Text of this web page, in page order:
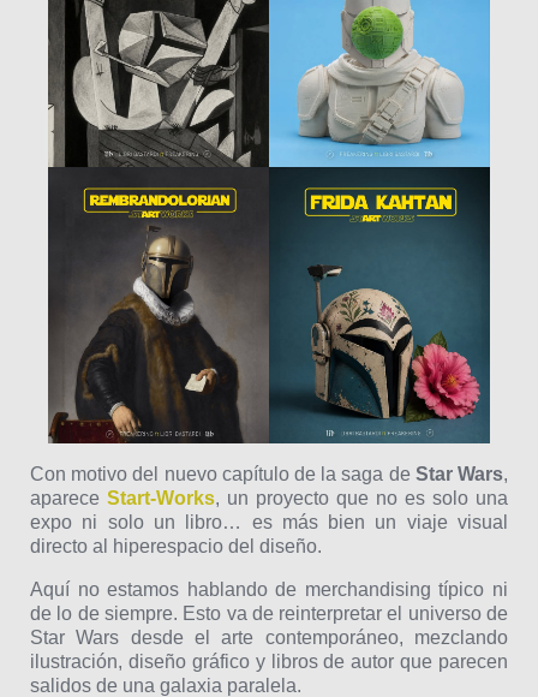
Con motivo del nuevo capítulo de la saga de Star Wars,
aparece Start-Works, un proyecto que no es solo una
expo ni solo un libro… es más bien un viaje visual
directo al hiperespacio del diseño.
Aquí no estamos hablando de merchandising típico ni
de lo de siempre. Esto va de reinterpretar el universo de
Star Wars desde el arte contemporáneo, mezclando
ilustración, diseño gráfico y libros de autor que parecen
salidos de una galaxia paralela.